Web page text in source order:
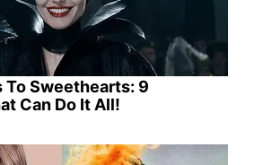
To Sweethearts: 9
Can Do It All!